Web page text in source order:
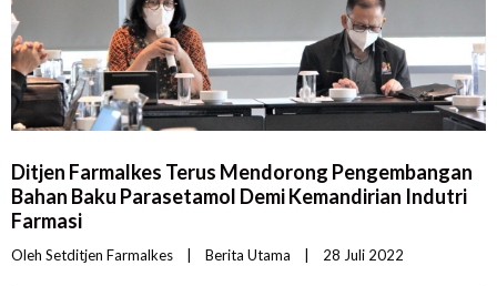
Ditjen Farmalkes Terus Mendorong Pengembangan
Bahan Baku Parasetamol Demi Kemandirian Indutri
Farmasi
Oleh Setditjen Farmalkes Berita Utama 28 Juli 2022